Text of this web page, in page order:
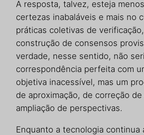
A resposta, talvez, esteja
certezas inabaláveis e mais no
práticas coletivas de
construção de consensos
verdade, nesse sentido, não
correspondência perfeita com
objetiva inacessível, mas um
de aproximação, de correção
ampliação de perspectivas.
Enquanto a tecnologia continua